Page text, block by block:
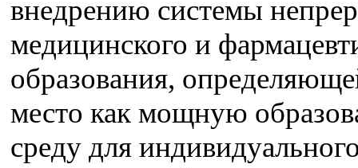
внедрению системы
медицинского и
образования,
место как мощную
среду для